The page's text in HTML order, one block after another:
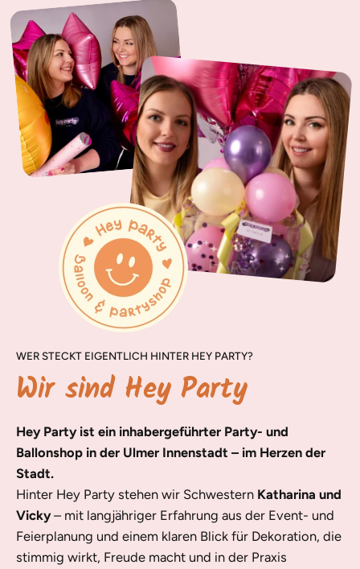
WER STECKT EIGENTLICH HINTER HEY PARTY?
Wir sind Hey Party
Hey Party ist ein inhabergeführter Party- und
Ballonshop in der Ulmer Innenstadt – im Herzen der
Stadt.
Hinter Hey Party stehen wir Schwestern Katharina und
Vicky– mit langjähriger Erfahrung aus der Event- und
Feierplanung und einem klaren Blick für Dekoration, die
stimmig wirkt, Freude macht und in der Praxis